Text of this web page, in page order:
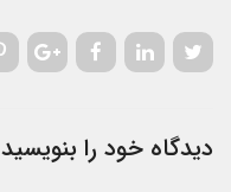
دیدگاه خود را بنویسید